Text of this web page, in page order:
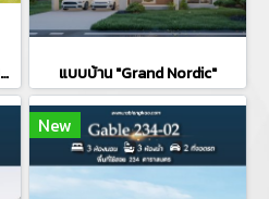
บ้านบนที่ดินโครงการบ้านระเบียงขาว แบบบ้าน "Grand Nordic"
New